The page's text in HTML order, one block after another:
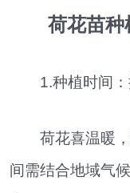
荷花苗种
1.种植时间：
荷花喜温暖，
间需结合地域气